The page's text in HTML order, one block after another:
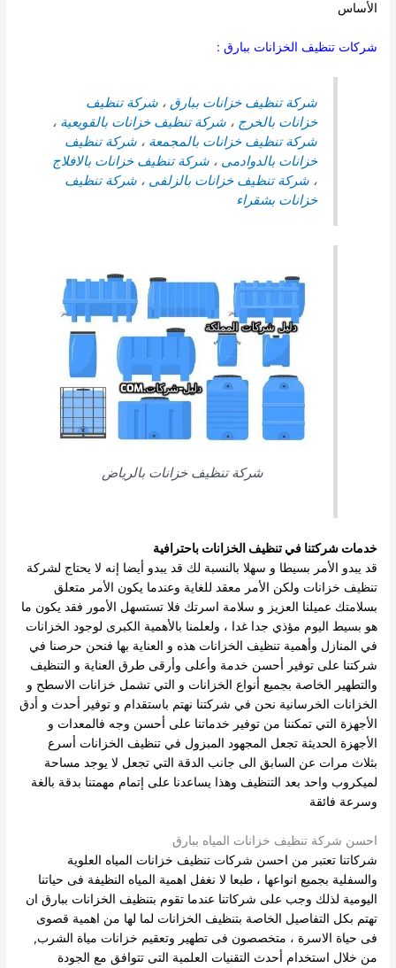
الأساس
شركات تنظيف الخزانات ببارق :
شركة تنظيف خزانات ببارق، شركة تنظيف
خزانات بالخرج ،شركة تنظيف خزانات بالقويعية ،
شركة تنظيف خزانات بالمجمعة ،شركة تنظيف
خزانات بالدوادمى ،شركة تنظيف خزانات بالافلاج
،شركة تنظيف خزانات بالزلفى ،شركة تنظيف
خزانات بشقراء
شركة تنظيف خزانات بالرياض
خدمات شركتنا في تنظيف الخزانات باحترافية
قد يبدو الأمر بسيطا و سهلا بالنسبة لك قد يبدو أيضا إنه لا يحتاج لشركة
تنظيف خزانات ولكن الأمر معقد للغاية وعندما يكون الأمر متعلق
بسلامتك عميلنا العزيز و سلامة اسرتك فلا تستسهل الأمور فقد يكون ما
هو بسيط اليوم مؤذي جدا غدا ، ولعلمنا بالأهمية الكبرى لوجود الخزانات
في المنازل وأهمية تنظيف الخزانات هذه و العناية بها فنحن حرصنا في
شركتنا على توفير أحسن خدمة وأعلى وأرقى طرق العناية و التنظيف
والتطهير الخاصة بجميع أنواع الخزانات و التي تشمل خزانات الاسطح و
الخزانات الخرسانية نحن في شركتنا نهتم باستقدام و توفير أحدث و أدق
الأجهزة التي تمكننا من توفير خدماتنا على أحسن وجه فالمعدات و
الأجهزة الحديثة تجعل المجهود المبزول في تنظيف الخزانات أسرع
بثلاث مرات عن السابق الى جانب الدقة التيتجعل لا يوجد مساحة
لميكروب واحد بعد التنظيف وهذا يساعدنا على إتمام مهمتنا بدقة بالغة
وسرعة فائقة
احسن شركة تنظيف خزانات المياه ببارق
شركاتنا تعتبر من احسن شركات تنظيف خزانات المياه العلوية
والسفلية بجميع انواعها ، طبعا لا نغفل اهمية المياه النظيفة فى حياتنا
اليومية لذلك وجب على شركاتنا عندما تقوم بتنظيف الخزانات ببارق ان
تهتم بكل التفاصيل الخاصة بتنظيف الخزانات لما لها من اهمية قصوى
فى حياة الاسرة ، متخصصون فى تطهير وتعقيم خزانات مياة الشرب,
من خلال استخدام أحدث التقنيات العلمية التى تتوافق مع الجودة